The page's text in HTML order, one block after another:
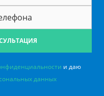
и даю
данных